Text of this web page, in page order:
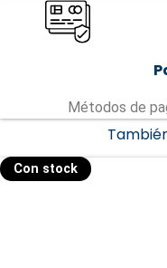
Métodos de
Con stock